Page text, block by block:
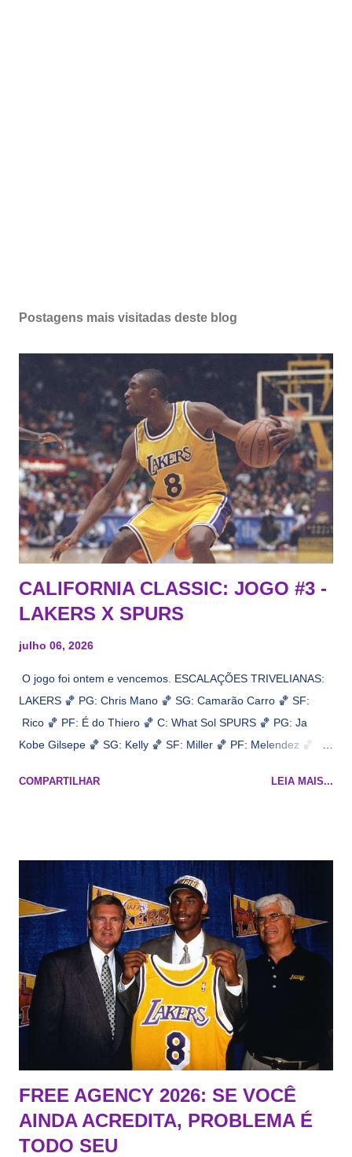
Postagens mais visitadas deste blog
CALIFORNIA CLASSIC: JOGO #3 -
LAKERS X SPURS
julho 06, 2026
O jogo foi ontem e vencemos. ESCALAÇÕES TRIVELIANAS:
LAKERS 🏀 PG: Chris Mano 🏀 SG: Camarão Carro 🏀 SF:
Rico 🏀 PF: É do Thiero 🏀 C: What Sol SPURS 🏀 PG: Ja
Kobe Gilsepe 🏀 SG: Kelly 🏀 SF: Miller 🏀 PF: Melendez 🏀 C:
Na quadra Transmissão: NBA League Pass
COMPARTILHAR LEIA MAIS...
FREE AGENCY 2026: SE VOCÊ
AINDA ACREDITA, PROBLEMA É
TODO SEU